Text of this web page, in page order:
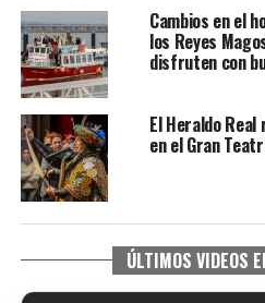
Cambios en el
los Reyes
disfruten con
El Heraldo
en el Gran
ÚLTIMOS VIDEOS